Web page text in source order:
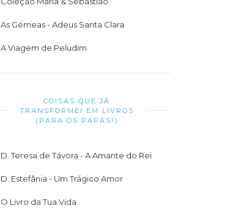
As Gémeas - Adeus Santa Clara
A Viagem de Peludim
COISAS QUE JÁ
TRANSFORMEI EM LIVROS
(PARA OS PAPÁS!)
D. Teresa de Távora - A Amante do Rei
D. Estefânia - Um Trágico Amor
O Livro da Tua Vida